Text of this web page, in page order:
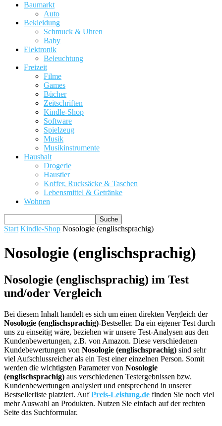
Baumarkt
Auto
Bekleidung
Schmuck & Uhren
Baby
Elektronik
Beleuchtung
Freizeit
Filme
Games
Bücher
Zeitschriften
Kindle-Shop
Software
Spielzeug
Musik
Musikinstrumente
Haushalt
Drogerie
Haustier
Koffer, Rucksäcke & Taschen
Lebensmittel & Getränke
Wohnen
Start Kindle-Shop Nosologie (englischsprachig)
Nosologie (englischsprachig)
Nosologie (englischsprachig) im Test
und/oder Vergleich
Bei diesem Inhalt handelt es sich um einen direkten Vergleich der
Nosologie (englischsprachig)-Bestseller. Da ein eigener Test durch
uns zu einseitig wäre, beziehen wir unsere Test-Analysen aus den
Kundenbewertungen, z.B. von Amazon. Diese verschiedenen
Kundebewertungen von Nosologie (englischsprachig) sind sehr
viel Aufschlussreicher als ein Test einer einzelnen Person. Somit
werden die wichtigsten Parameter von Nosologie
(englischsprachig) aus verschiedenen Testergebnissen bzw.
Kundenbewertungen analysiert und entsprechend in unserer
Bestsellerliste platziert. AufPreis-Leistung.de finden Sie noch viel
mehr Auswahl an Produkten. Nutzen Sie einfach auf der rechten
Seite das Suchformular.